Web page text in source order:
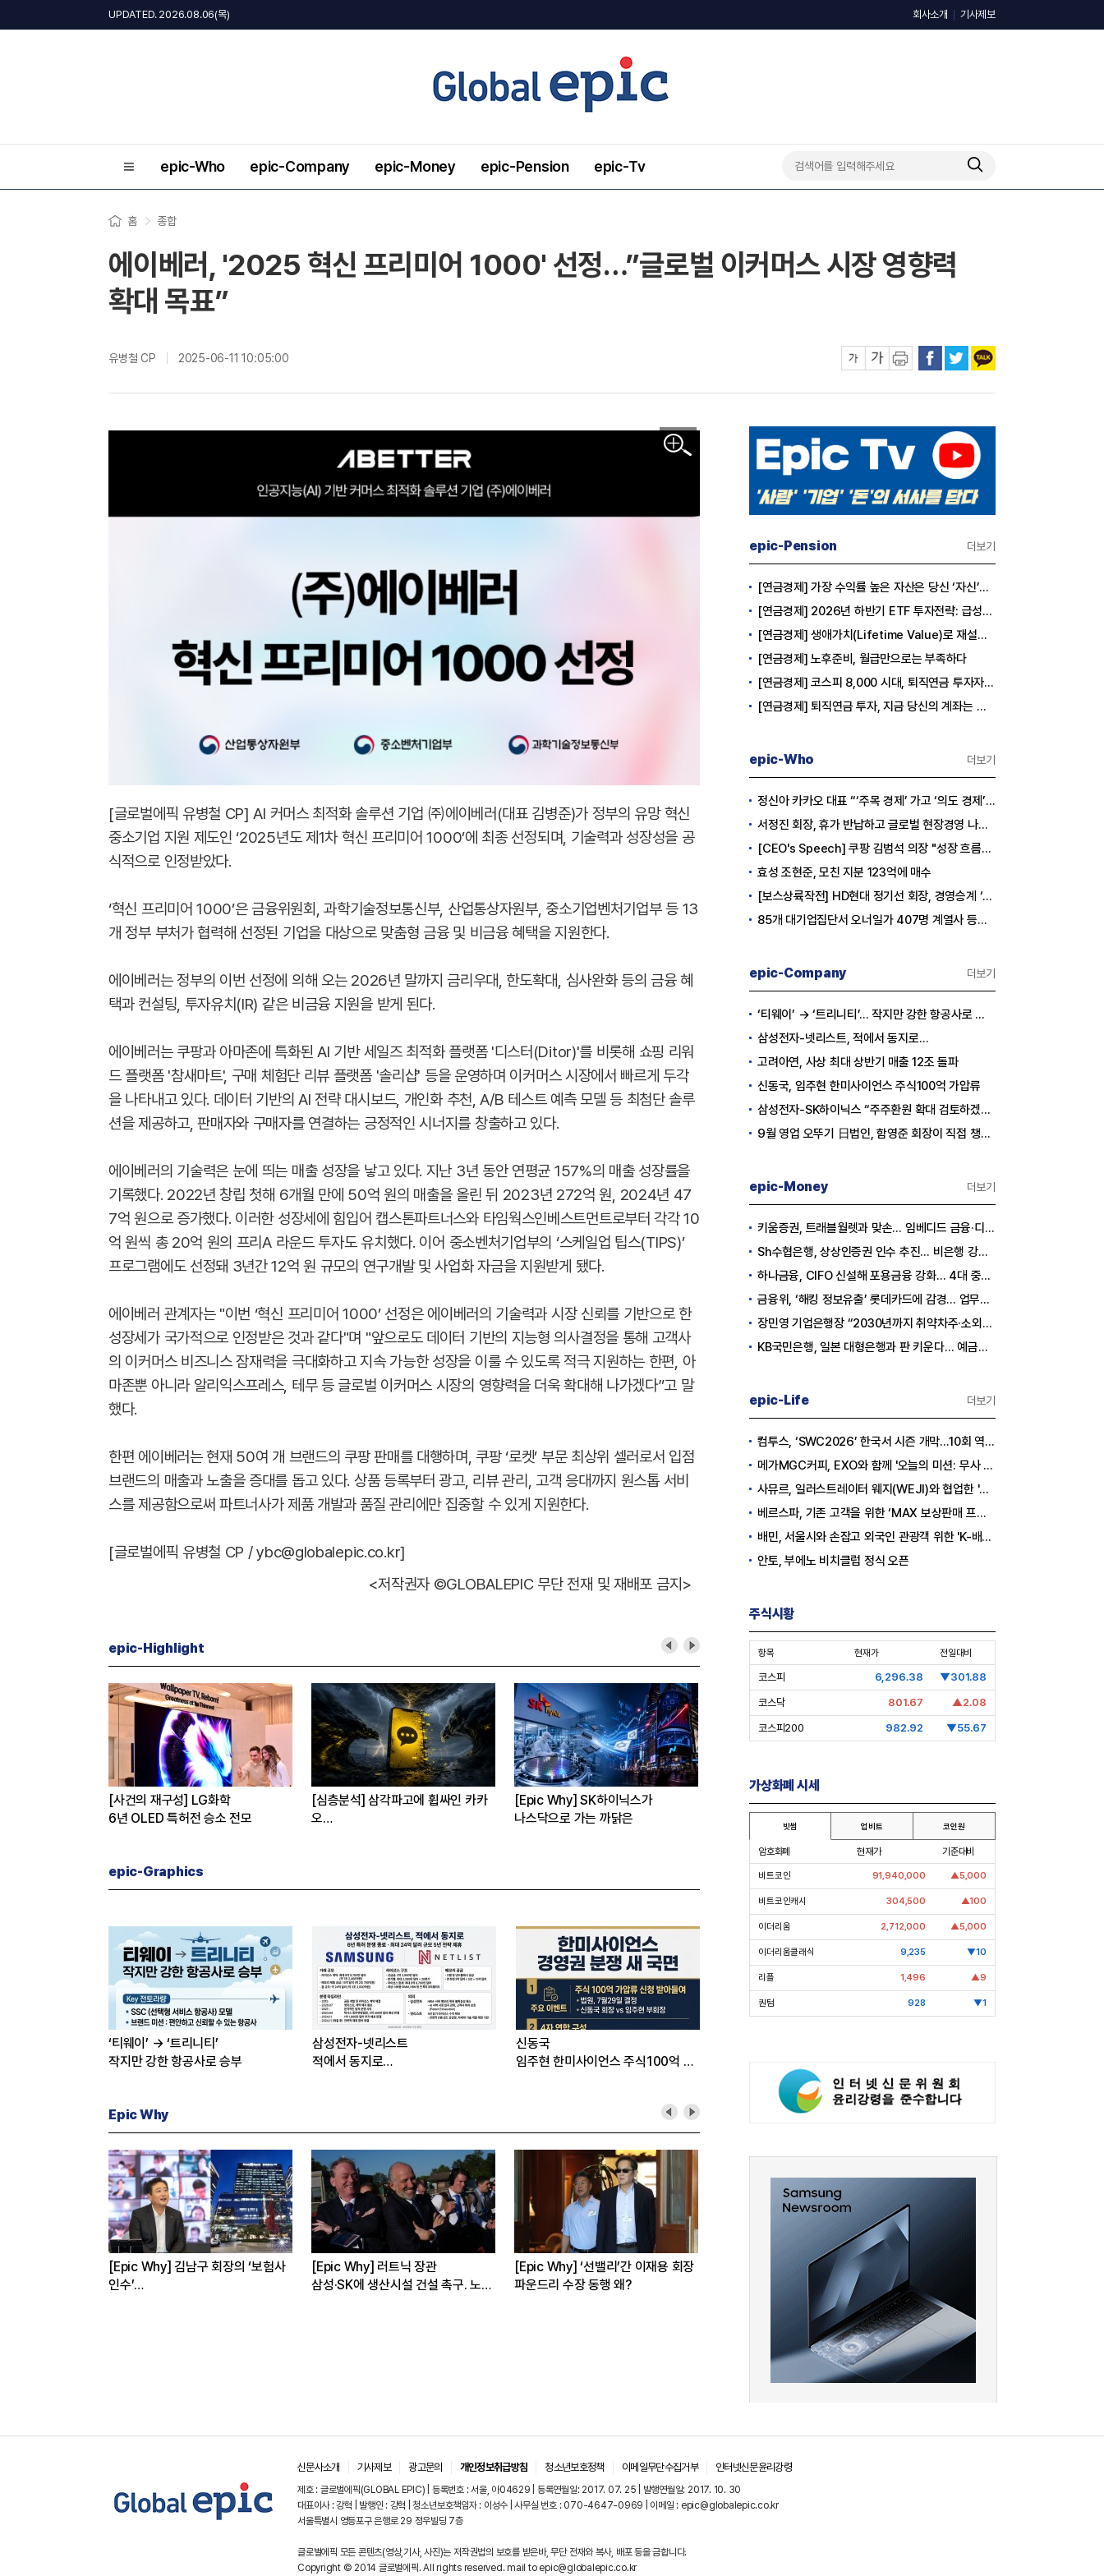
UPDATED. 2026.08.06(목) 회사소개 기사제보
epic-Who epic-Company epic-Money epic-Pension epic-Tv
홈 종합
에이베러, '2025 혁신 프리미어 1000' 선정…”글로벌 이커머스 시장 영향력
확대 목표”
유병철 CP 2025-06-11 10:05:00
이미지 확대보기
[글로벌에픽 유병철 CP] AI 커머스 최적화 솔루션 기업 ㈜에이베러(대표 김병준)가 정부의 유망 혁신
중소기업 지원 제도인 ‘2025년도 제1차 혁신 프리미어 1000’에 최종 선정되며, 기술력과 성장성을 공
식적으로 인정받았다.
‘혁신 프리미어 1000’은 금융위원회, 과학기술정보통신부, 산업통상자원부, 중소기업벤처기업부 등 13
개 정부 부처가 협력해 선정된 기업을 대상으로 맞춤형 금융 및 비금융 혜택을 지원한다.
에이베러는 정부의 이번 선정에 의해 오는 2026년 말까지 금리우대, 한도확대, 심사완화 등의 금융 혜
택과 컨설팅, 투자유치(IR) 같은 비금융 지원을 받게 된다.
에이베러는 쿠팡과 아마존에 특화된 AI 기반 세일즈 최적화 플랫폼 '디스터(Ditor)'를 비롯해 쇼핑 리워
드 플랫폼 '참새마트', 구매 체험단 리뷰 플랫폼 '솔리샵' 등을 운영하며 이커머스 시장에서 빠르게 두각
을 나타내고 있다. 데이터 기반의 AI 전략 대시보드, 개인화 추천, A/B 테스트 예측 모델 등 최첨단 솔루
션을 제공하고, 판매자와 구매자를 연결하는 긍정적인 시너지를 창출하고 있다.
에이베러의 기술력은 눈에 띄는 매출 성장을 낳고 있다. 지난 3년 동안 연평균 157%의 매출 성장률을
기록했다. 2022년 창립 첫해 6개월 만에 50억 원의 매출을 올린 뒤 2023년 272억 원, 2024년 47
7억 원으로 증가했다. 이러한 성장세에 힘입어 캡스톤파트너스와 타임웍스인베스트먼트로부터 각각 10
억 원씩 총 20억 원의 프리A 라운드 투자도 유치했다. 이어 중소벤처기업부의 ‘스케일업 팁스(TIPS)’
프로그램에도 선정돼 3년간 12억 원 규모의 연구개발 및 사업화 자금을 지원받게 됐다.
에이베러 관계자는 "이번 ‘혁신 프리미어 1000’ 선정은 에이베러의 기술력과 시장 신뢰를 기반으로 한
성장세가 국가적으로 인정받은 것과 같다"며 "앞으로도 데이터 기반의 지능형 의사결정을 통해 고객사
의 이커머스 비즈니스 잠재력을 극대화하고 지속 가능한 성장을 이룰 수 있도록 적극 지원하는 한편, 아
마존뿐 아니라 알리익스프레스, 테무 등 글로벌 이커머스 시장의 영향력을 더욱 확대해 나가겠다”고 말
했다.
한편 에이베러는 현재 50여 개 브랜드의 쿠팡 판매를 대행하며, 쿠팡 ‘로켓’ 부문 최상위 셀러로서 입점
브랜드의 매출과 노출을 증대를 돕고 있다. 상품 등록부터 광고, 리뷰 관리, 고객 응대까지 원스톱 서비
스를 제공함으로써 파트너사가 제품 개발과 품질 관리에만 집중할 수 있게 지원한다.
[글로벌에픽 유병철 CP / ybc@globalepic.co.kr]
<저작권자 ©GLOBALEPIC 무단 전재 및 재배포 금지>
epic-Highlight
[사건의 재구성] LG화학
6년 OLED 특허전 승소 전모
[심층분석] 삼각파고에 휩싸인 카카
오
[Epic Why] SK하이닉스가
나스닥으로 가는 까닭은
[CEO’s Speech] 최태원
“AI는 경기사이클 아닌 산업진화 그
[심층분석] 포스코, 트리플 코어 투자
본격화
16조7천억원 투자 재원 마련 전략
epic-Graphics
‘티웨이’ → ‘트리니티’
작지만 강한 항공사로 승부
삼성전자-넷리스트
적에서 동지로…
신동국
임주현 한미사이언스 주식100억 가
Epic Why
[Epic Why] 김남구 회장의 ‘보험사
인수’
[Epic Why] 러트닉 장관
삼성·SK에 생산시설 건설 촉구. 노림
[Epic Why] ‘선밸리’간 이재용 회장
파운드리 수장 동행 왜?
[Epic Why] 현대차
워싱턴 사무소장에 통상 전문 외교관
[Epic Why] 범LG家 구미현
epic-Pension 더보기
[연금경제] 가장 수익률 높은 자산은 당신 ‘자신’이다
[연금경제] 2026년 하반기 ETF 투자전략: 급성장의 상반기를 접고, 이제 '실적'이 가르는 하반기를 맞다
[연금경제] 생애가치(Lifetime Value)로 재설계하는 은퇴 후 안정적 생활보장과 평생소득 전략
[연금경제] 노후준비, 월급만으로는 부족하다
[연금경제] 코스피 8,000 시대, 퇴직연금 투자자는 왜 지금 FOMO를 경계해야 하는가
[연금경제] 퇴직연금 투자, 지금 당신의 계좌는 어느 편인가?
epic-Who 더보기
정신아 카카오 대표 “‘주목 경제’ 가고 ‘의도 경제’ 왔다”
서정진 회장, 휴가 반납하고 글로벌 현장경영 나선다
[CEO's Speech] 쿠팡 김범석 의장 "성장 흐름은 변하지 않았다"
효성 조현준, 모친 지분 123억에 매수
[보스상륙작전] HD현대 정기선 회장, 경영승계 ‘큰 걸음’
85개 대기업집단서 오너일가 407명 계열사 등기임원 등재
epic-Company 더보기
‘티웨이’ → ‘트리니티’… 작지만 강한 항공사로 승부
삼성전자-넷리스트, 적에서 동지로…
고려아연, 사상 최대 상반기 매출 12조 돌파
신동국, 임주현 한미사이언스 주식100억 가압류
삼성전자-SK하이닉스 “주주환원 확대 검토하겠다”
9월 영업 오뚜기 日법인, 함영준 회장이 직접 챙긴다
epic-Money 더보기
키움증권, 트래블월렛과 맞손… 임베디드 금융·디지털 자산 신사업 추진
Sh수협은행, 상상인증권 인수 추진… 비은행 강화 ‘금융그룹’ 도약 발판
하나금융, CIFO 신설해 포용금융 강화… 4대 중심축 중심 상반기 목표 60% 달성
금융위, ‘해킹 정보유출’ 롯데카드에 감경... 업무정지 1.5개월
장민영 기업은행장 “2030년까지 취약차주·소외계층에 30조원 지원”
KB국민은행, 일본 대형은행과 판 키운다… 예금토큰으로 국가 간 결제 성공
epic-Life 더보기
컴투스, ‘SWC2026’ 한국서 시즌 개막…10회 역사를 이어갈 챔피언은 누가 될까
메가MGC커피, EXO와 함께 '오늘의 미션: 무사 퇴근' 포토카드 이벤트 진행
사뮤르, 일러스트레이터 웨지(WEJI)와 협업한 '이너뷰티 홍삼스틱' 공개
베르스파, 기존 고객을 위한 ‘MAX 보상판매 프로모션’ 진행
배민, 서울시와 손잡고 외국인 관광객 위한 'K-배달' 문화 개척
안토, 부에노 비치클럽 정식 오픈
주식시황
항목 현재가 전일대비
코스피 6,296.38 ▼301.88
코스닥 801.67 ▲2.08
코스피200 982.92 ▼55.67
가상화폐 시세
빗썸 업비트 코인원
암호화폐 현재가 기준대비
비트코인 91,940,000 ▲5,000
비트코인캐시 304,500 ▲100
이더리움 2,712,000 ▲5,000
이더리움클래식 9,235 ▼10
리플 1,496 ▲9
퀀텀 928 ▼1
신문사소개 기사제보 광고문의 개인정보취급방침 청소년보호정책 이메일무단수집거부 인터넷신문윤리강령
제호 : 글로벌에픽(GLOBAL EPIC) | 등록번호 : 서울, 아04629 | 등록연월일: 2017. 07. 25 | 발행연월일: 2017. 10. 30
대표이사 : 강혁 | 발행인 : 강혁 | 청소년보호책임자 : 이성수 | 사무실 번호 : 070-4647-0969 | 이메일 : epic@globalepic.co.kr
서울특별시 영등포구 은행로 29 정우빌딩 7층
글로벌에픽 모든 콘텐츠(영상,기사, 사진)는 저작권법의 보호를 받은바, 무단 전재와 복사, 배포 등을 금합니다.
Copyright © 2014 글로벌에픽. All rights reserved. mail to epic@globalepic.co.kr